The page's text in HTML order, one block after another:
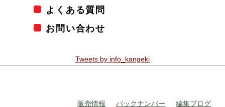
よくある質問
お問い合わせ
Tweets by info_kangeki
販売情報 バックナンバー 編集ブログ